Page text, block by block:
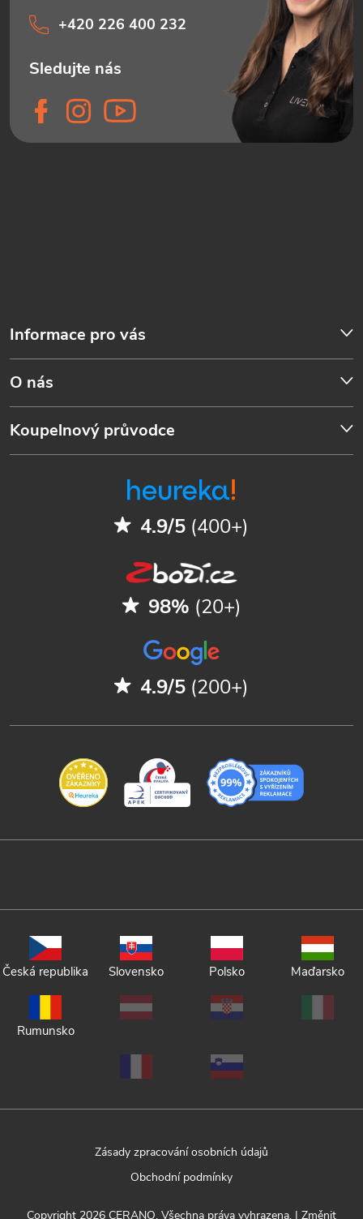
Informace pro vás
O nás
Koupelnový průvodce
+420 226 400 232
4.9/5 (400+)
98% (20+)
4.9/5 (200+)
Česká republika Slovensko Polsko Maďarsko
Rumunsko
Zásady zpracování osobních údajů
Obchodní podmínky
Copyright 2026 CERANO. Všechna práva vyhrazena. | Změnit